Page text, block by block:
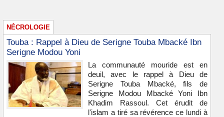
NÉCROLOGIE
Touba : Rappel à Dieu de Serigne Touba Mbacké Ibn
Serigne Modou Yoni
La communauté mouride est en
deuil, avec le rappel à Dieu de
Serigne Touba Mbacké, fils de
Serigne Modou Mbacké Yoni Ibn
Khadim Rassoul. Cet érudit de
l'islam a tiré sa révérence ce lundi à